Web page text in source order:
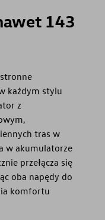
143
każdym stylu
z
tras w
w akumulatorze
przełącza się
oba napędy do
komfortu